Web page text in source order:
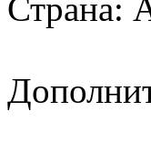
Страна: